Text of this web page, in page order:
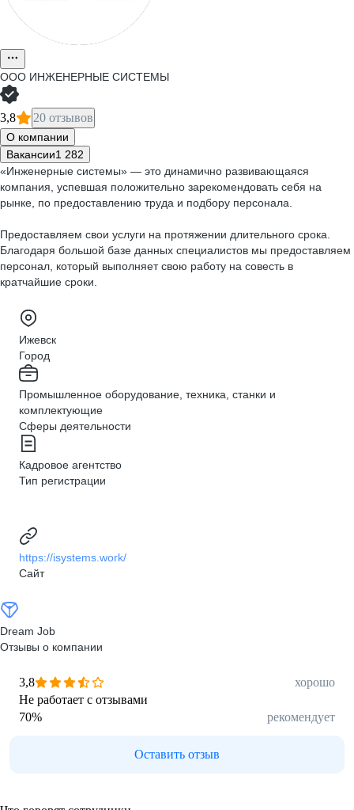
ООО ИНЖЕНЕРНЫЕ СИСТЕМЫ
3,8 20 отзывов
О компании
Вакансии1 282
«Инженерные системы» — это динамично развивающаяся
компания, успевшая положительно зарекомендовать себя на
рынке, по предоставлению труда и подбору персонала.
Предоставляем свои услуги на протяжении длительного срока.
Благодаря большой базе данных специалистов мы предоставляем
персонал, который выполняет свою работу на совесть в
кратчайшие сроки.
Ижевск
Город
Промышленное оборудование, техника, станки и
комплектующие
Сферы деятельности
Кадровое агентство
Тип регистрации
https://isystems.work/
Сайт
Dream Job
Отзывы о компании
3,8
хорошо
Не работает с отзывами
70% рекомендует
Оставить отзыв